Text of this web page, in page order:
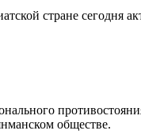
стране сегодня
обществе.